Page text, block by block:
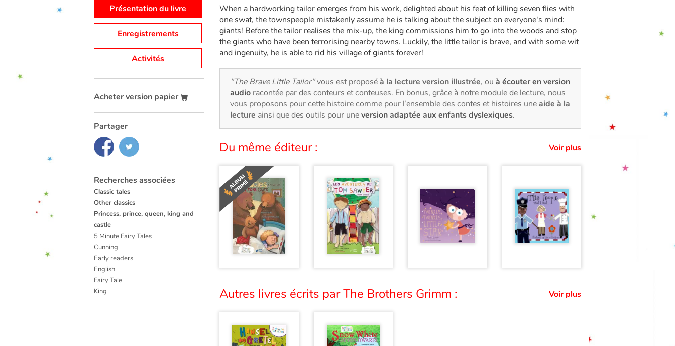
Présentation du livre
Enregistrements
Activités
Acheter version papier
Partager
Recherches associées
Classic tales
Other classics
Princess, prince, queen, king and
castle
5 Minute Fairy Tales
Cunning
Early readers
English
Fairy Tale
King
When a hardworking tailor emerges from his work, delighted about his feat of killing seven flies with
one swat, the townspeople mistakenly assume he is talking about the subject on everyone's mind:
giants! Before the tailor realises the mix-up, the king commissions him to go into the woods and stop
the giants who have been terrorising nearby towns. Luckily, the little tailor is brave, and with some wit
and ingenuity, he is able to rid his village of giants forever!
"The Brave Little Tailor"vous est proposéà la lecture version illustrée, ou à écouter en version
audio racontée par des conteurs et conteuses. En bonus, grâce à notre module de lecture, nous
vous proposons pour cette histoire comme pour l’ensemble des contes et histoires uneaide à la
lecture ainsi que des outils pour uneversion adaptée aux enfants dyslexiques.
Du même éditeur : Voir plus
Autres livres écrits par The Brothers Grimm : Voir plus